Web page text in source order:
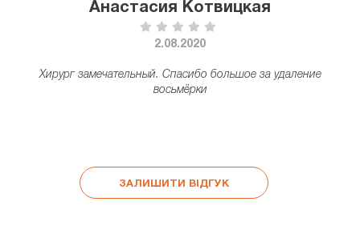
Анастасия Котвицкая
2.08.2020
Хирург замечательный. Спасибо большое за удаление
восьмёрки
ЗАЛИШИТИ ВІДГУК